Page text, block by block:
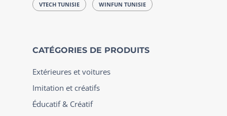
VTECH TUNISIE WINFUN TUNISIE
CATÉGORIES DE PRODUITS
Extérieures et voitures
Imitation et créatifs
Éducatif & Créatif